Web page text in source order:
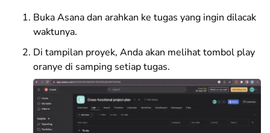
Buka Asana dan arahkan ke tugas yang ingin dilacak
waktunya.
Di tampilan proyek, Anda akan melihat tombol play
oranye di samping setiap tugas.